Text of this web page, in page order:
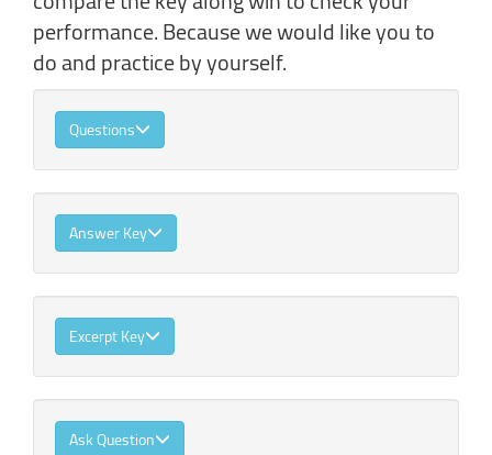
performance. Because we would like you to
do and practice by yourself.
Questions
Answer Key
Excerpt Key
Ask Question